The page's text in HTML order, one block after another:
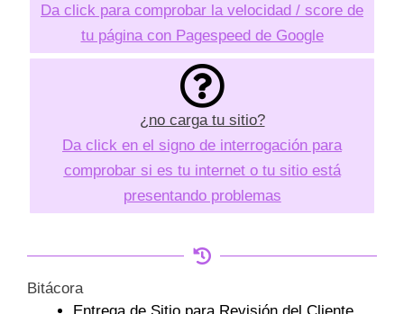
Da click para comprobar la velocidad / score de
tu página con Pagespeed de Google
¿no carga tu sitio?
Da click en el signo de interrogación para
comprobar si es tu internet o tu sitio está
presentando problemas
Bitácora
Entrega de Sitio para Revisión del Cliente